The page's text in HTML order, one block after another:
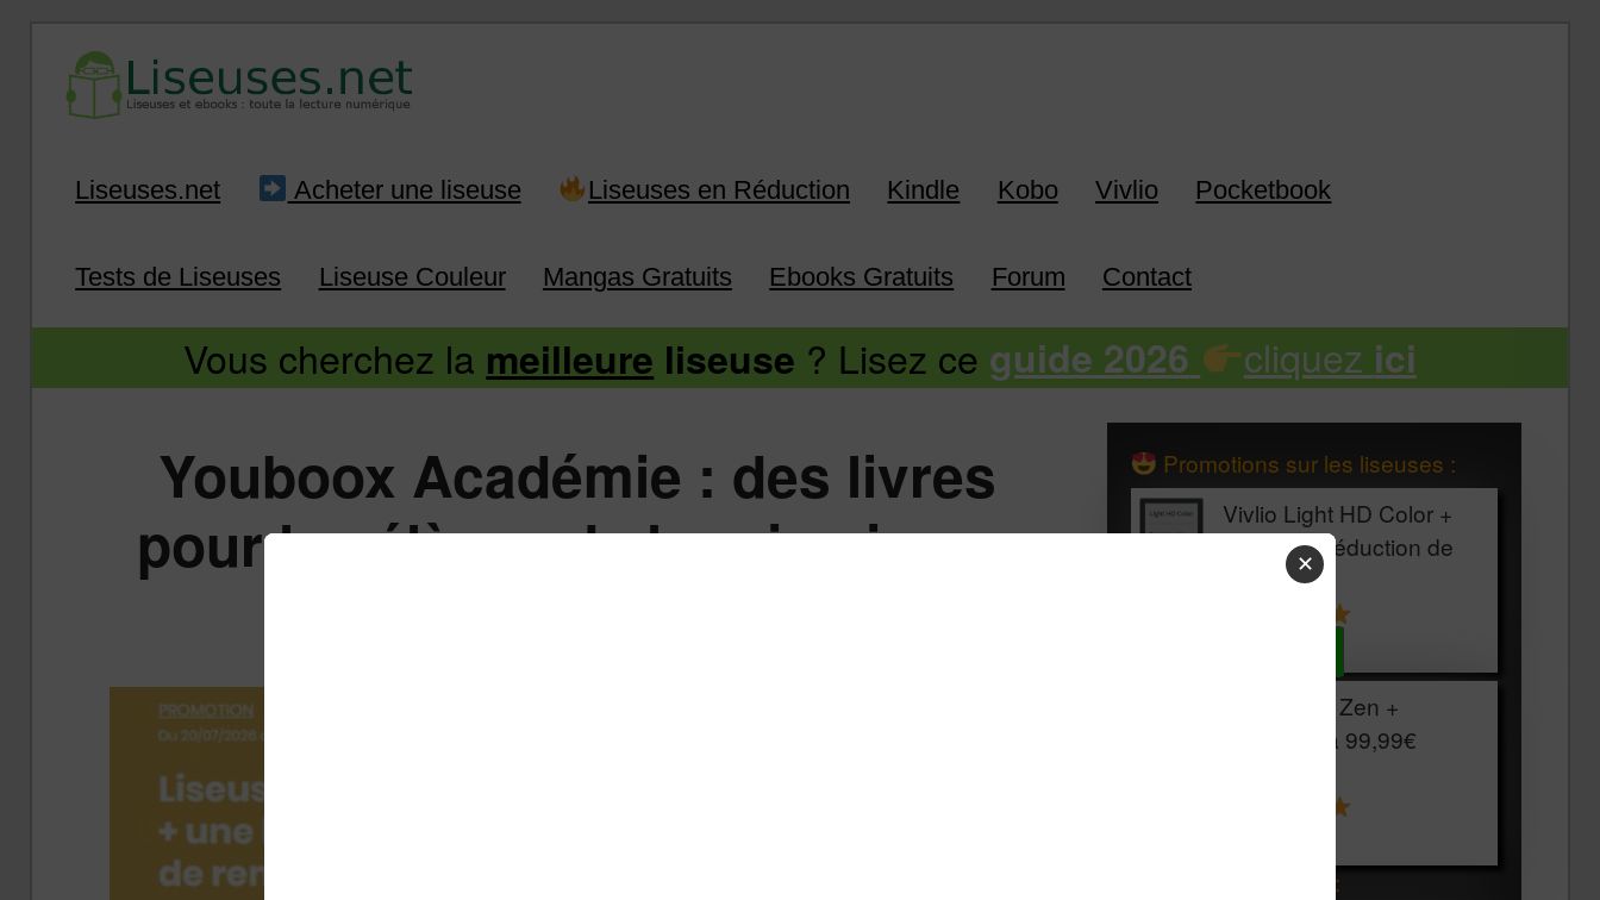
Infos sur les liseuses Kindle, Kobo, Vivlio, Pocketbook
Liseuses.net Acheter une liseuse Liseuses en Réduction Kindle Kobo Vivlio Pocketbook
Tests de Liseuses Liseuse Couleur Mangas Gratuits Ebooks Gratuits Forum Contact
Vous cherchez la meilleure liseuse ? Lisez ce guide 2026 cliquez ici
Youboox Académie : des livres
pour les élèves de la primaire au
Promotions sur les liseuses :
Vivlio Light HD Color +
HOUSSE réduction de
Vivlio Light Zen +
HOUSSE à 99,99€
Les accessibles :
✕